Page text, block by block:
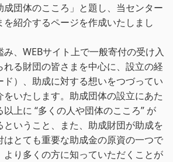
団体のこころ」と題し、当センター
紹介するページを作成いたしまし
、WEBサイト上で一般寄付の受け入
る財団の皆さまを中心に、設立の経
）、助成に対する想いをつづってい
いたします。助成団体の設立にあた
上に “多くの人や団体のこころ” が
いうこと、また、助成財団が助成を
はとても重要な助成金の原資の一つで
より多くの方に知っていただくことが